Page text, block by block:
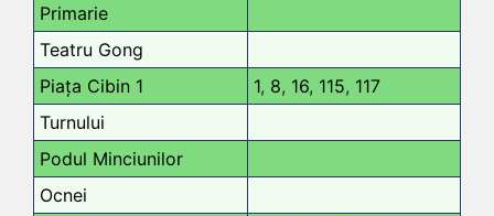
Primarie
Teatru Gong
Piața Cibin 1
1, 8, 16, 115, 117
Turnului
Podul Minciunilor
Ocnei